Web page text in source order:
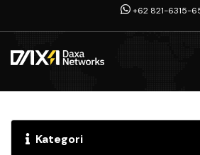
+62 821-6315-
Kategori